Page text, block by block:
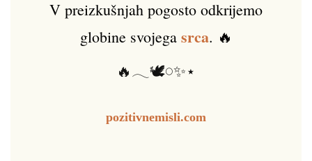
V preizkušnjah pogosto odkrijemo
globine svojega srca. 🔥
🔥𓂃🕊️𓏸✨⋆
pozitivnemisli.com